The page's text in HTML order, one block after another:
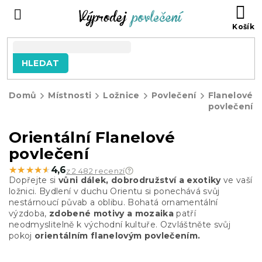
HLEDAT
Domů Místnosti Ložnice Povlečení
Flanelové
povlečení
Orientální Flanelové
povlečení
★★★★★
★★★★★ 4,6z 2 482 recenzí
Dopřejte si vůni dálek, dobrodružství a exotikyve vaší
ložnici. Bydlení v duchu Orientu si ponechává svůj
nestárnoucí půvab a oblibu. Bohatá ornamentální
výzdoba, zdobené motivy a mozaika patří
neodmyslitelně k východní kultuře. Ozvláštněte svůj
pokoj orientálním flanelovým povlečením.